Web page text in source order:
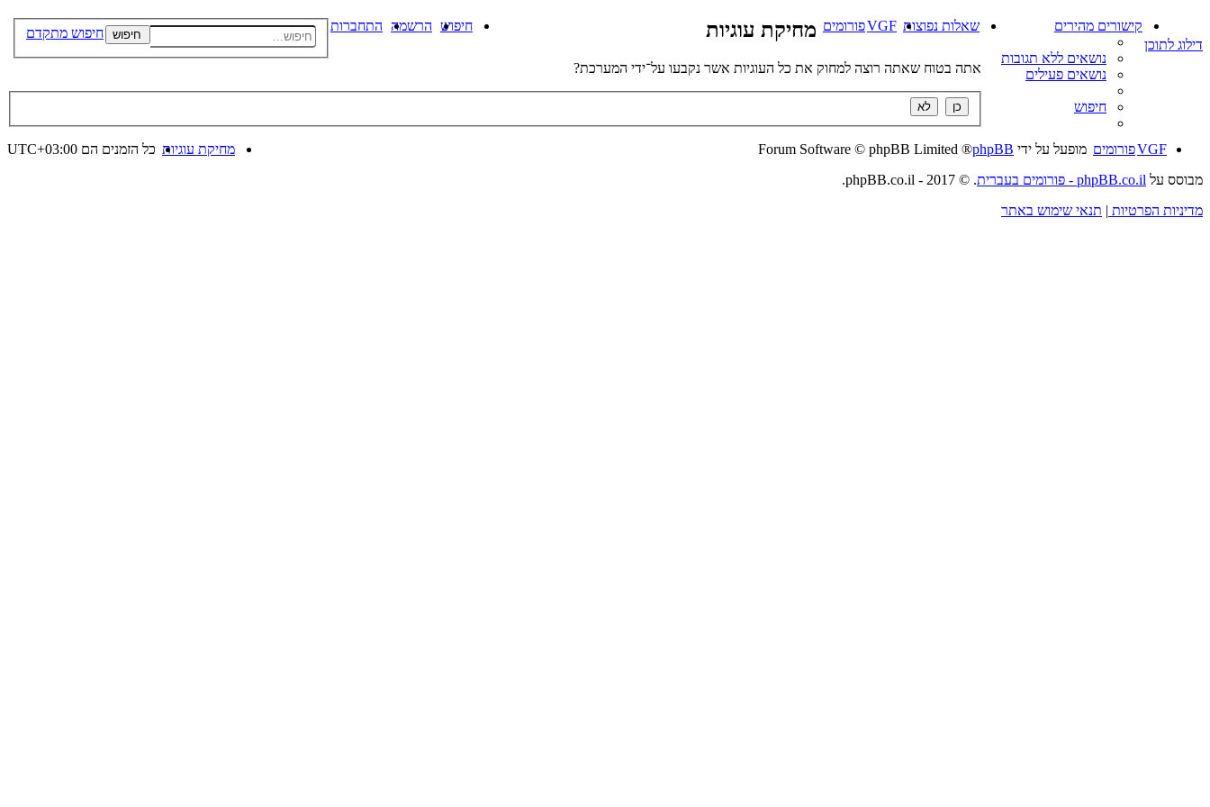
דילוג לתוכן
חיפוש חיפוש מתקדם קישורים מהירים
נושאים ללא תגובות
נושאים פעילים
חיפוש
שאלות נפוצות התחברות הרשמה VGFפורומים חיפוש מחיקת עוגיות
אתה בטוח שאתה רוצה למחוק את כל העוגיות אשר נקבעו על־ידי המערכת?
VGFפורומים כל הזמנים הם UTC+03:00 מחיקת עוגיות מופעל על ידי phpBB
® Forum Software © phpBB Limited
מבוסס על phpBB.co.il - פורומים בעברית
. © 2017 - phpBB.co.il.
מדיניות הפרטיות | תנאי שימוש באתר